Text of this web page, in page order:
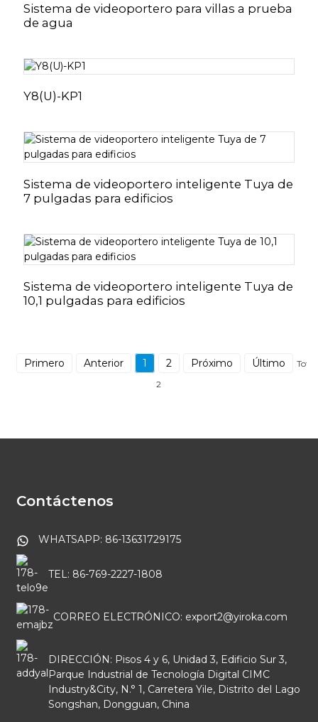
Sistema de videoportero para villas a prueba
de agua
Y8(U)-KP1
Sistema de videoportero inteligente Tuya de
7 pulgadas para edificios
Sistema de videoportero inteligente Tuya de
10,1 pulgadas para edificios
Primero Anterior 1 2 Próximo Último
Total
2
Contáctenos
WHATSAPP: 86-13631729175
TEL: 86-769-2227-1808
CORREO ELECTRÓNICO: export2@yiroka.com
DIRECCIÓN: Pisos 4 y 6, Unidad 3, Edificio Sur 3,
Parque Industrial de Tecnología Digital CIMC
Industry&City, N.° 1, Carretera Yile, Distrito del Lago
Songshan, Dongguan, China